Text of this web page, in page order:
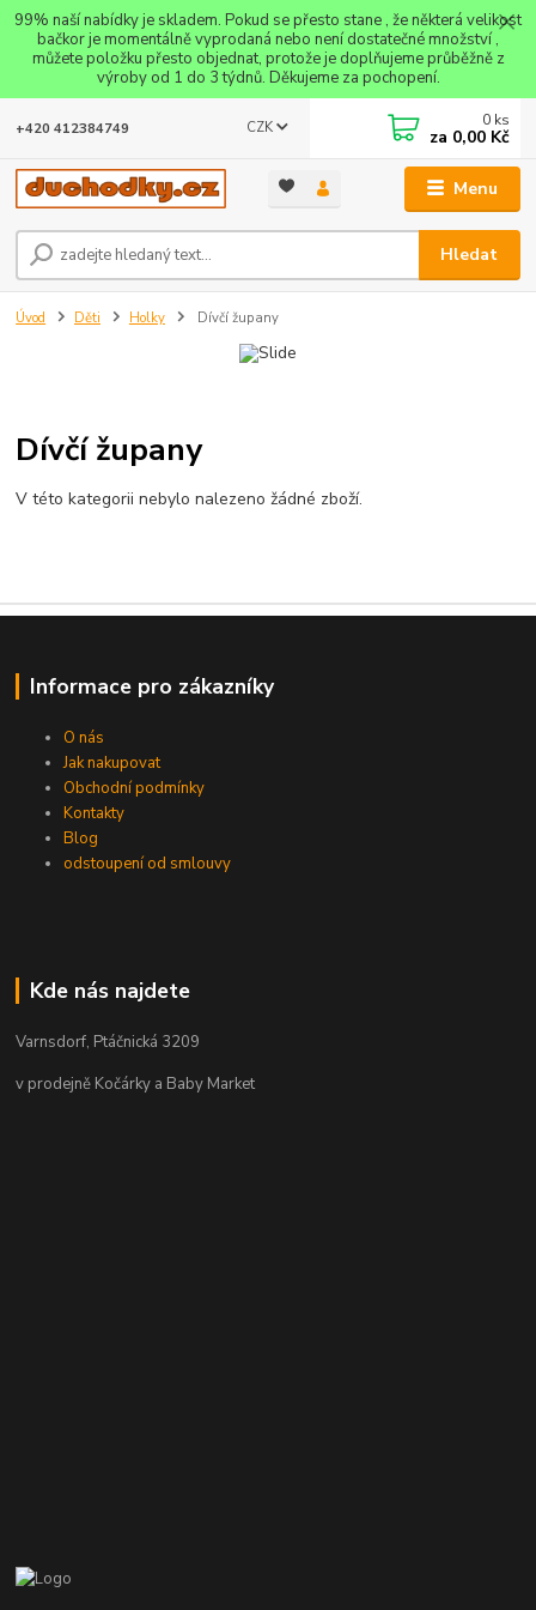
99% naší nabídky je skladem. Pokud se přesto stane , že některá velikost
bačkor je momentálně vyprodaná nebo není dostatečné množství ,
můžete položku přesto objednat, protože je doplňujeme průběžně z
výroby od 1 do 3 týdnů. Děkujeme za pochopení.
Menu
CZK
Hledat
+420 412384749 0 ks
za 0,00 Kč
Úvod Děti Holky Dívčí župany
Dívčí župany
V této kategorii nebylo nalezeno žádné zboží.
Informace pro zákazníky
O nás
Jak nakupovat
Obchodní podmínky
Kontakty
Blog
odstoupení od smlouvy
Kde nás najdete
Varnsdorf, Ptáčnická 3209
v prodejně Kočárky a Baby Market